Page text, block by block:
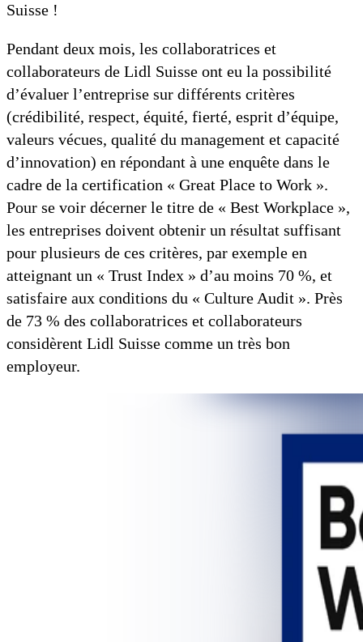
Suisse !
Pendant deux mois, les collaboratrices et
collaborateurs de Lidl Suisse ont eu la possibilité
d’évaluer l’entreprise sur différents critères
(crédibilité, respect, équité, fierté, esprit d’équipe,
valeurs vécues, qualité du management et capacité
d’innovation) en répondant à une enquête dans le
cadre de la certification « Great Place to Work ».
Pour se voir décerner le titre de « Best Workplace »,
les entreprises doivent obtenir un résultat suffisant
pour plusieurs de ces critères, par exemple en
atteignant un « Trust Index » d’au moins 70 %, et
satisfaire aux conditions du « Culture Audit ». Près
de 73 % des collaboratrices et collaborateurs
considèrent Lidl Suisse comme un très bon
employeur.